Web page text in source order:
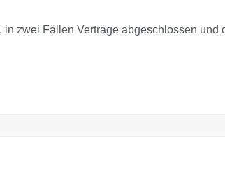
in zwei Fällen Verträge abgeschlossen und